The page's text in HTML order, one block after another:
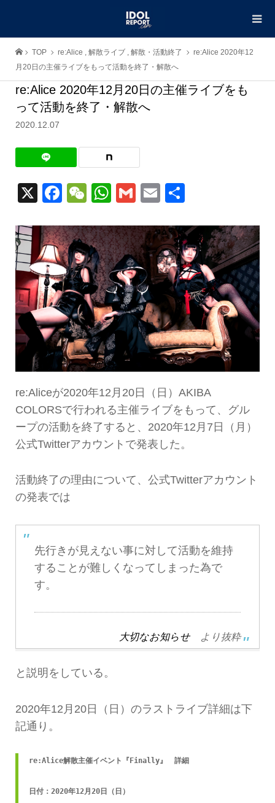
TOP re:Alice , 解散ライブ , 解散・活動終了
re:Alice 2020年12
月20日の主催ライブをもって活動を終了・解散へ
re:Alice 2020年12月20日の主催ライブをも
って活動を終了・解散へ
2020.12.07
X Facebook
WeChat
WhatsApp
GmailEmail
re:Aliceが2020年12月20日（日）AKIBA
COLORSで行われる主催ライブをもって、グル
ープの活動を終了すると、2020年12月7日（月）
公式Twitterアカウントで発表した。
活動終了の理由について、公式Twitterアカウント
の発表では
先行きが見えない事に対して活動を維持
することが難しくなってしまった為で
す。
大切なお知らせより抜粋
と説明をしている。
2020年12月20日（日）のラストライブ詳細は下
記通り。
re:Alice解散主催イベント『Finally』　詳細
日付：2020年12月20日（日）